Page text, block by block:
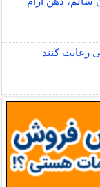
رعایت کنند